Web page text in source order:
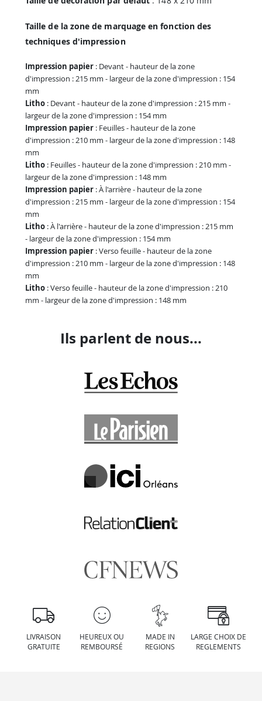
Taille de la zone de marquage en fonction des
techniques d'impression
Impression papier : Devant - hauteur de la zone
d'impression : 215 mm - largeur de la zone d'impression : 154
mm
Litho : Devant - hauteur de la zone d'impression : 215 mm -
largeur de la zone d'impression : 154 mm
Impression papier : Feuilles - hauteur de la zone
d'impression : 210 mm - largeur de la zone d'impression : 148
mm
Litho : Feuilles - hauteur de la zone d'impression : 210 mm -
largeur de la zone d'impression : 148 mm
Impression papier : À l'arrière - hauteur de la zone
d'impression : 215 mm - largeur de la zone d'impression : 154
mm
Litho : À l'arrière - hauteur de la zone d'impression : 215 mm
- largeur de la zone d'impression : 154 mm
Impression papier : Verso feuille - hauteur de la zone
d'impression : 210 mm - largeur de la zone d'impression : 148
mm
Litho : Verso feuille - hauteur de la zone d'impression : 210
mm - largeur de la zone d'impression : 148 mm
Ils parlent de nous...
LIVRAISON
GRATUITE
HEUREUX OU
REMBOURSÉ
MADE IN
REGIONS
LARGE CHOIX DE
REGLEMENTS